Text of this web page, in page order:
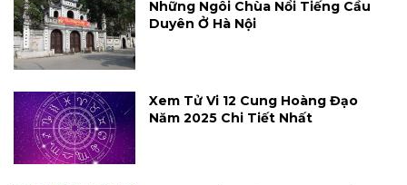
Những Ngôi Chùa Nổi Tiếng Cầu
Duyên Ở Hà Nội
Xem Tử Vi 12 Cung Hoàng Đạo
Năm 2025 Chi Tiết Nhất